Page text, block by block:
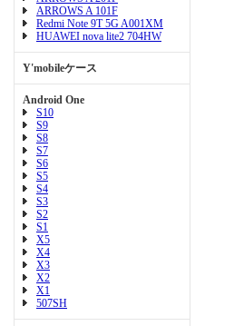
ARROWS A 101F
Redmi Note 9T 5G A001XM
HUAWEI nova lite2 704HW
Y'mobileケース
Android One
S10
S9
S8
S7
S6
S5
S4
S3
S2
S1
X5
X4
X3
X2
X1
507SH